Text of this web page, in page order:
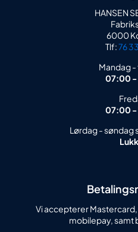
HANSEN
6000
Tlf:76
Mandag
07:00 -
07:00 -
Lørdag - søndag
Vi accepterer
mobilepay, samt